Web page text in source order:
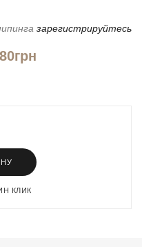
зарегистрируйтесь
КЛИК